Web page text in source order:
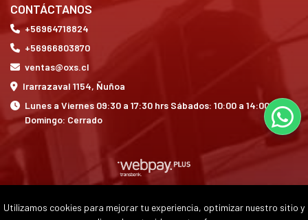
CONTÁCTANOS
+56964718824
+56966803870
ventas@oxs.cl
Irarrazaval 1154, Ñuñoa
Lunes a Viernes 09:30 a 17:30 hrs Sábados: 10:00 a 14:00 hrs
Domingo: Cerrado
OXS © 2026
Utilizamos cookies para mejorar tu experiencia, optimizar nuestro sitio y